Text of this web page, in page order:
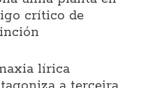
crítico de
lírica